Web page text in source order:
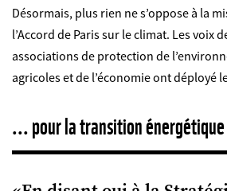
Désormais, plus rien ne s’oppose à la
l’Accord de Paris sur le climat. Les voix
associations de protection de
agricoles et de l’économie ont déployé
... pour la transition